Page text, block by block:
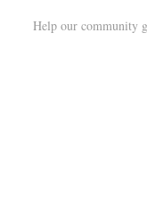
Help our community